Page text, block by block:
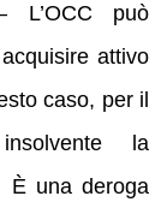
può
attivo
caso, per il
la
È una deroga